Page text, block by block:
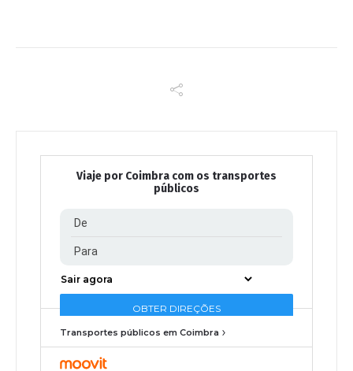
Viaje por Coimbra com os transportes
públicos
Transportes públicos em Coimbra